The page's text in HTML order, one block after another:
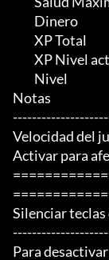
Notas
Velocidad del
Activar para
Silenciar teclas
Para